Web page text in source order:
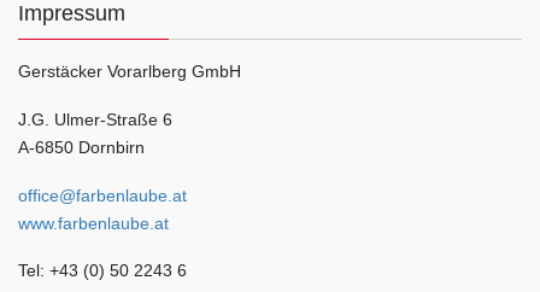
Impressum
Gerstäcker Vorarlberg GmbH
J.G. Ulmer-Straße 6
A-6850 Dornbirn
office@farbenlaube.at
www.farbenlaube.at
Tel: +43 (0) 50 2243 6